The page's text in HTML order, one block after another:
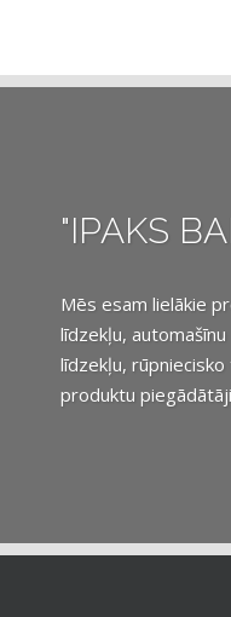
"IPAKS
Mēs esam lielākie
līdzekļu,
līdzekļu,
produktu